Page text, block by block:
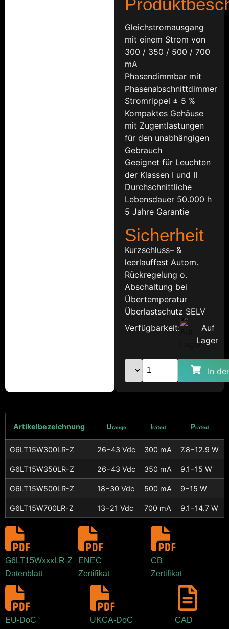
Gleichstromausgang
mit einem Strom von
300 / 350 / 500 / 700
mA
Phasendimmbar mit
Phasenabschnittdimmer
Stromrippel ± 5 %
Kompaktes Gehäuse
mit Zugentlastungen
für den unabhängigen
Gebrauch
Geeignet für Leuchten
der Klassen I und II
Durchschnittliche
Lebensdauer 50.000 h
5 Jahre Garantie
Sicherheit
Kurzschluss– &
leerlauffest Autom.
Rückregelung o.
Abschaltung bei
Übertemperatur
Überlastschutz SELV
Verfügbarkeit:
Auf
Lager
In
Artikelbezeichnung Urange Irated Prated
G6LT15W300LR-Z 26−43 Vdc 300 mA 7.8−12.9 W
G6LT15W350LR-Z 26−43 Vdc 350 mA 9.1−15 W
G6LT15W500LR-Z 18−30 Vdc 500 mA 9−15 W
G6LT15W700LR-Z 13−21 Vdc 700 mA 9.1−14.7 W
G6LT15WxxxLR-Z
Datenblatt
ENEC
Zertifikat
CB
Zertifikat
EU-DoC
UKCA-DoC
CAD